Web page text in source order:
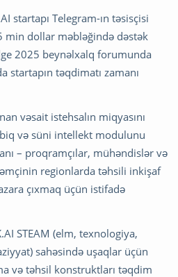
startapı Telegram-ın təsisçisi
min dollar məbləğində dəstək
2025 beynəlxalq forumunda
startapın təqdimatı zamanı
vəsait istehsalın miqyasını
və süni intellekt modulunu
– proqramçılar, mühəndislər və
regionlarda təhsili inkişaf
çıxmaq üçün istifadə
STEAM (elm, texnologiya,
sahəsində uşaqlar üçün
və təhsil konstruktları təqdim